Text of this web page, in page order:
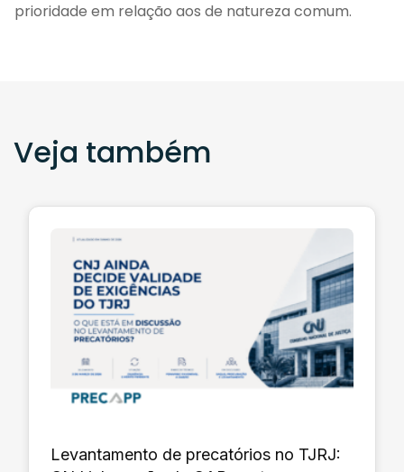
prioridade em relação aos de natureza comum.
Veja também
Levantamento de precatórios no TJRJ: